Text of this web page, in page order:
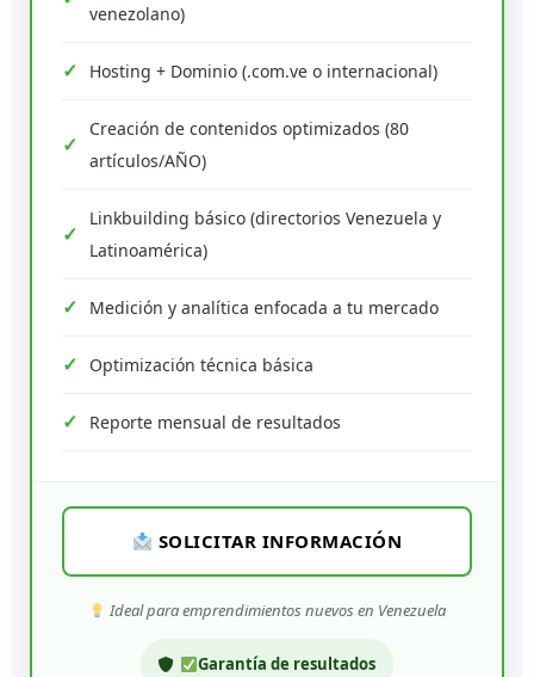
venezolano)
Hosting + Dominio (.com.ve o internacional)
Creación de contenidos optimizados (80
artículos/AÑO)
Linkbuilding básico (directorios Venezuela y
Latinoamérica)
Medición y analítica enfocada a tu mercado
Optimización técnica básica
Reporte mensual de resultados
SOLICITAR INFORMACIÓN
Ideal para emprendimientos nuevos en Venezuela
Garantía de resultados